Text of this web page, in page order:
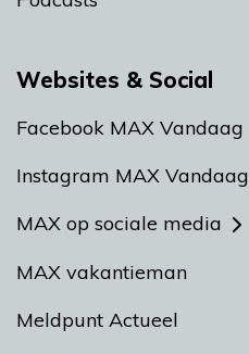
Websites & Social
Facebook MAX Vandaag
Instagram MAX Vandaag
MAX op sociale media
MAX vakantieman
Meldpunt Actueel